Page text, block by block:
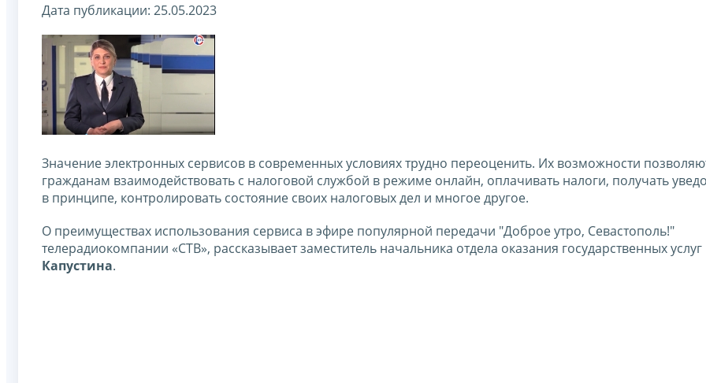
Дата публикации: 25.05.2023
Значение электронных сервисов в современных условиях трудно переоценить. Их возможности
гражданам взаимодействовать с налоговой службой в режиме онлайн, оплачивать налоги, получать
в принципе, контролировать состояние своих налоговых дел и многое другое.
О преимуществах использования сервиса в эфире популярной передачи "Доброе утро, Севастополь!"
телерадиокомпании «СТВ», рассказывает заместитель начальника отдела оказания государственных услуг
Капустина.